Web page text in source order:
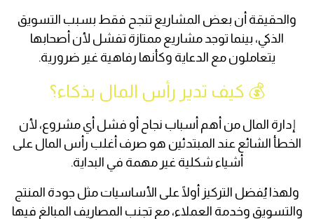
والحقيقة أن بعض المشاريع تنجح فقط بسبب التسويق
الذكي، بينما توجد مشاريع ممتازة تفشل لأن أصحابها
يتعاملون مع الدعاية وكأنها رفاهية غير ضرورية.
💰 كيف تدير رأس المال بذكاء؟
إدارة المال من أهم أسباب نجاح أو فشل أي مشروع، لأن
الخطأ الشائع عند المبتدئين هو صرف أغلب رأس المال على
أشياء شكلية غير مهمة في البداية.
ولهذا يُفضل التركيز أولًا على الأساسيات مثل جودة المنتج
والتسويق وخدمة العملاء، مع تجنب المصاريف المبالغ فيها